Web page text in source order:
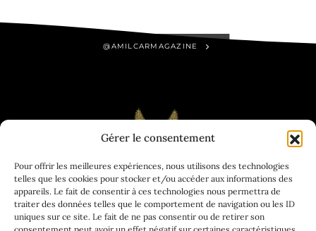
Gérer le consentement
Pour offrir les meilleures expériences, nous utilisons des technologies
telles que les cookies pour stocker et/ou accéder aux informations des
appareils. Le fait de consentir à ces technologies nous permettra de
traiter des données telles que le comportement de navigation ou les ID
uniques sur ce site. Le fait de ne pas consentir ou de retirer son
@AMILCARMAGAZINE